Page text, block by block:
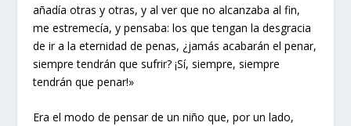
añadía otras y otras, y al ver que no alcanzaba al fin,
me estremecía, y pensaba: los que tengan la desgracia
de ir a la eternidad de penas, ¿jamás acabarán el penar,
siempre tendrán que sufrir? ¡Sí, siempre, siempre
tendrán que penar!»
Era el modo de pensar de un niño que, por un lado,